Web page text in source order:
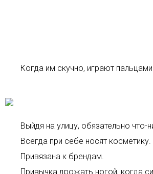
Когда им скучно, играют
Выйдя на улицу, обязательно
Всегда при себе носят косметику.
Привязана к брендам.
Привычка дрожать ногой, когда